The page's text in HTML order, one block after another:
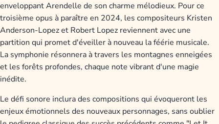
enveloppant Arendelle de son charme mélodieux. Pour ce
troisième opus à paraître en 2024, les compositeurs Kristen
Anderson-Lopez et Robert Lopez reviennent avec une
partition qui promet d'éveiller à nouveau la féérie musicale.
La symphonie résonnera à travers les montagnes enneigées
et les forêts profondes, chaque note vibrant d'une magie
inédite.
Le défi sonore inclura des compositions qui évoqueront les
enjeux émotionnels des nouveaux personnages, sans oublier